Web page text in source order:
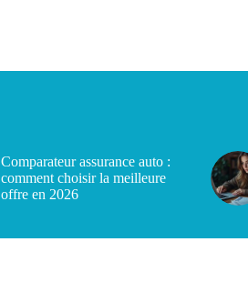
Comparateur assurance auto :
comment choisir la meilleure
offre en 2026